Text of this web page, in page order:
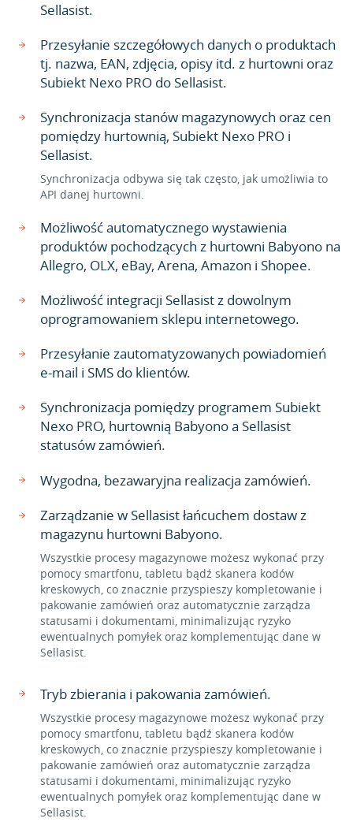
Sellasist.
Przesyłanie szczegółowych danych o produktach
tj. nazwa, EAN, zdjęcia, opisy itd. z hurtowni oraz
Subiekt Nexo PRO do Sellasist.
Synchronizacja stanów magazynowych oraz cen
pomiędzy hurtownią, Subiekt Nexo PRO i
Sellasist.
Synchronizacja odbywa się tak często, jak umożliwia to
API danej hurtowni.
Możliwość automatycznego wystawienia
produktów pochodzących z hurtowni Babyono na
Allegro, OLX, eBay, Arena, Amazon i Shopee.
Możliwość integracji Sellasist z dowolnym
oprogramowaniem sklepu internetowego.
Przesyłanie zautomatyzowanych powiadomień
e-mail i SMS do klientów.
Synchronizacja pomiędzy programem Subiekt
Nexo PRO, hurtownią Babyono a Sellasist
statusów zamówień.
Wygodna, bezawaryjna realizacja zamówień.
Zarządzanie w Sellasist łańcuchem dostaw z
magazynu hurtowni Babyono.
Wszystkie procesy magazynowe możesz wykonać przy
pomocy smartfonu, tabletu bądź skanera kodów
kreskowych, co znacznie przyspieszy kompletowanie i
pakowanie zamówień oraz automatycznie zarządza
statusami i dokumentami, minimalizując ryzyko
ewentualnych pomyłek oraz komplementując dane w
Sellasist.
Tryb zbierania i pakowania zamówień.
Wszystkie procesy magazynowe możesz wykonać przy
pomocy smartfonu, tabletu bądź skanera kodów
kreskowych, co znacznie przyspieszy kompletowanie i
pakowanie zamówień oraz automatycznie zarządza
statusami i dokumentami, minimalizując ryzyko
ewentualnych pomyłek oraz komplementując dane w
Sellasist.